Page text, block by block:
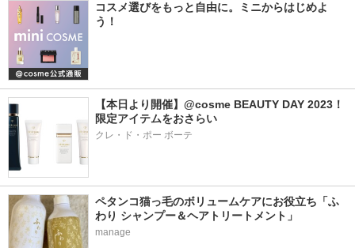
コスメ選びをもっと自由に。ミニからはじめよ
う！
【本日より開催】@cosme BEAUTY DAY 2023！
限定アイテムをおさらい
クレ・ド・ポー ボーテ
ペタンコ猫っ毛のボリュームケアにお役立ち「ふ
わり シャンプー＆ヘアトリートメント」
manage